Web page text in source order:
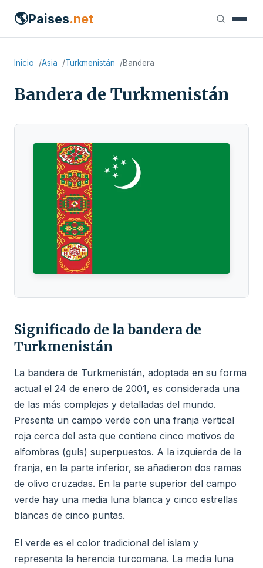
🌎Paises.net
Inicio Asia Turkmenistán Bandera
Bandera de Turkmenistán
Significado de la bandera de
Turkmenistán
La bandera de Turkmenistán, adoptada en su forma
actual el 24 de enero de 2001, es considerada una
de las más complejas y detalladas del mundo.
Presenta un campo verde con una franja vertical
roja cerca del asta que contiene cinco motivos de
alfombras (guls) superpuestos. A la izquierda de la
franja, en la parte inferior, se añadieron dos ramas
de olivo cruzadas. En la parte superior del campo
verde hay una media luna blanca y cinco estrellas
blancas de cinco puntas.
El verde es el color tradicional del islam y
representa la herencia turcomana. La media luna